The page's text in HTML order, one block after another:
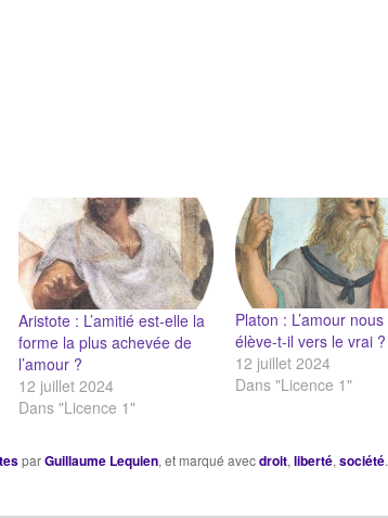
Aristote : L’amitié est-elle la
forme la plus achevée de
l’amour ?
12 juillet 2024
Dans "Licence 1"
Platon : L’amour nous
élève-t-il vers le vrai ?
12 juillet 2024
Dans "Licence 1"
parGuillaume Lequien, et marqué avecdroit, liberté, société